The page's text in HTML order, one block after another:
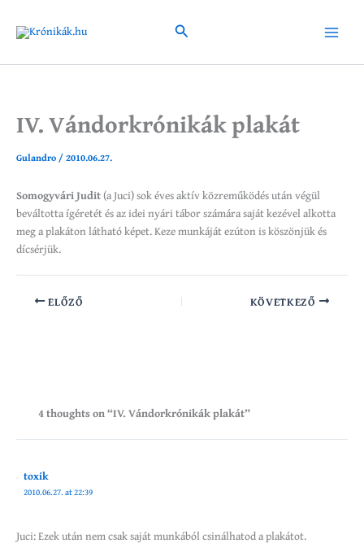
content
Search
Main
IV. Vándorkrónikák plakát
Gulandro /2010.06.27.
Somogyvári Judit(a Juci) sok éves aktív közreműködés után végül
beváltotta ígéretét és az idei nyári tábor számára saját kezével alkotta
meg a plakáton látható képet. Keze munkáját ezúton is köszönjük és
dícsérjük.
ELŐZŐ KÖVETKEZŐ
4 thoughts on “IV. Vándorkrónikák plakát”
toxik
2010.06.27. at 22:39
Juci: Ezek után nem csak saját munkából csinálhatod a plakátot.